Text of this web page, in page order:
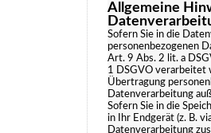
Allgemeine
Sofern Sie in die
personenbezogenen
Art. 9 Abs. 2 lit. a
1 DSGVO verarbeitet
Übertragung
Datenverarbeitung
Sofern Sie in die
in Ihr Endgerät (z. B.
Datenverarbeitung